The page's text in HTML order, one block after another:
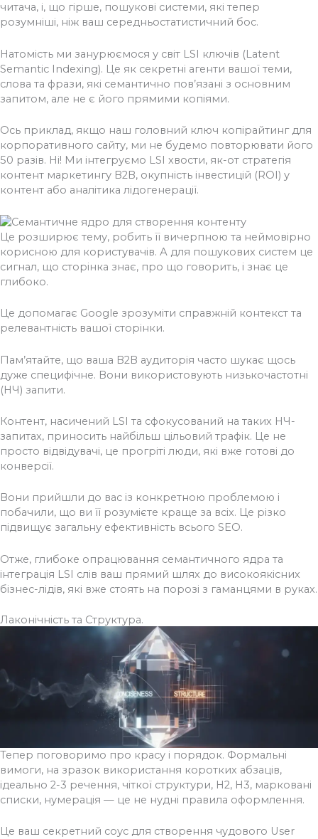
читача, і, що гірше, пошукові системи, які тепер
розумніші, ніж ваш середньостатистичний бос.
Натомість ми занурюємося у світ LSI ключів (Latent
Semantic Indexing). Це як секретні агенти вашої теми,
слова та фрази, які семантично пов’язані з основним
запитом, але не є його прямими копіями.
Ось приклад, якщо наш головний ключ копірайтинг для
корпоративного сайту, ми не будемо повторювати його
50 разів. Ні! Ми інтегруємо LSI хвости, як-от стратегія
контент маркетингу B2B, окупність інвестицій (ROI) у
контент або аналітика лідогенерації.
Це розширює тему, робить її вичерпною та неймовірно
корисною для користувачів. А для пошукових систем це
сигнал, що сторінка знає, про що говорить, і знає це
глибоко.
Це допомагає Google зрозуміти справжній контекст та
релевантність вашої сторінки.
Пам’ятайте, що ваша B2B аудиторія часто шукає щось
дуже специфічне. Вони використовують низькочастотні
(НЧ) запити.
Контент, насичений LSI та сфокусований на таких НЧ-
запитах, приносить найбільш цільовий трафік. Це не
просто відвідувачі, це прогріті люди, які вже готові до
конверсії.
Вони прийшли до вас із конкретною проблемою і
побачили, що ви її розумієте краще за всіх. Це різко
підвищує загальну ефективність всього SEO.
Отже, глибоке опрацювання семантичного ядра та
інтеграція LSI слів ваш прямий шлях до високоякісних
бізнес-лідів, які вже стоять на порозі з гаманцями в руках.
Лаконічність та Структура.
Тепер поговоримо про красу і порядок. Формальні
вимоги, на зразок використання коротких абзаців,
ідеально 2-3 речення, чіткої структури, H2, H3, марковані
списки, нумерація — це не нудні правила оформлення.
Це ваш секретний соус для створення чудового User